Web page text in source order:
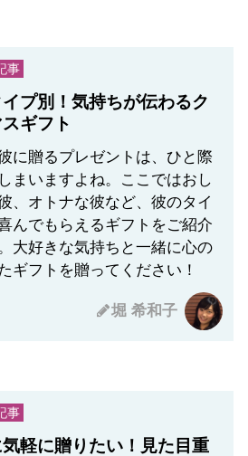
事
プ別！気持ちが伝わるク
ギフト
に贈るプレゼントは、ひと際
まいますよね。ここではおし
、オトナな彼など、彼のタイ
んでもらえるギフトをご紹介
大好きな気持ちと一緒に心の
ギフトを贈ってください！
堀 希和子
事
軽に贈りたい！見た目重